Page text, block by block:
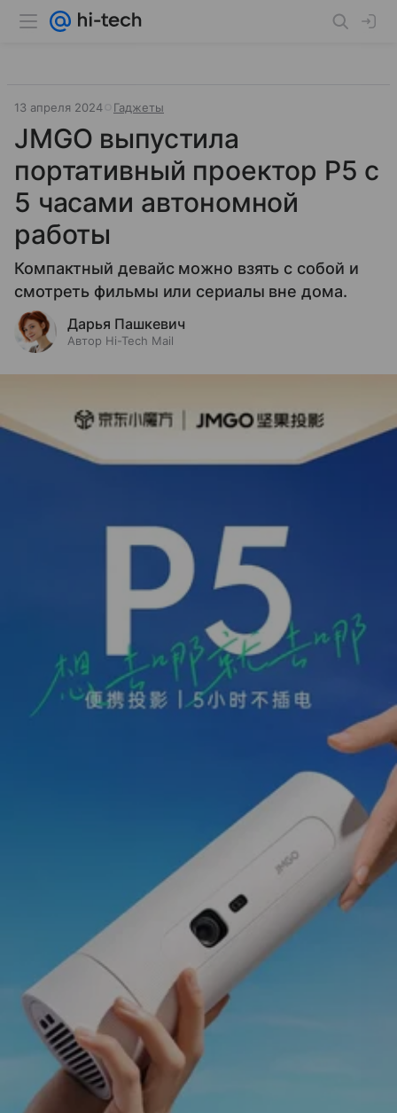
13 апреля 2024 Гаджеты
JMGO выпустила
портативный проектор P5 с
5 часами автономной
работы
Компактный девайс можно взять с собой и
смотреть фильмы или сериалы вне дома.
Дарья Пашкевич
Автор Hi-Tech Mail